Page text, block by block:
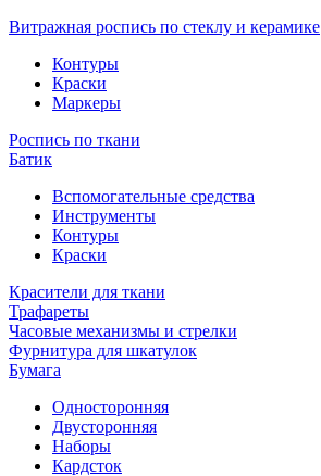
Витражная роспись по стеклу и керамике
Контуры
Краски
Маркеры
Роспись по ткани
Батик
Вспомогательные средства
Инструменты
Контуры
Краски
Красители для ткани
Трафареты
Часовые механизмы и стрелки
Фурнитура для шкатулок
Бумага
Односторонняя
Двусторонняя
Наборы
Кардсток